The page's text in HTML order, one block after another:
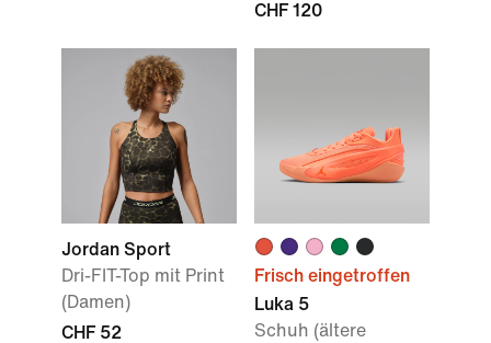
CHF 120
Jordan Sport
Dri-FIT-Top mit Print
(Damen)
CHF 52
Frisch eingetroffen
Luka 5
Schuh (ältere